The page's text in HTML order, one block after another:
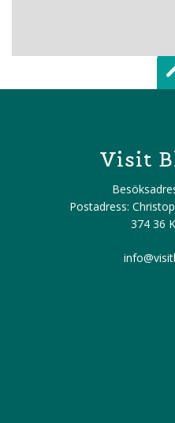
Visit
Postadress:
374 36